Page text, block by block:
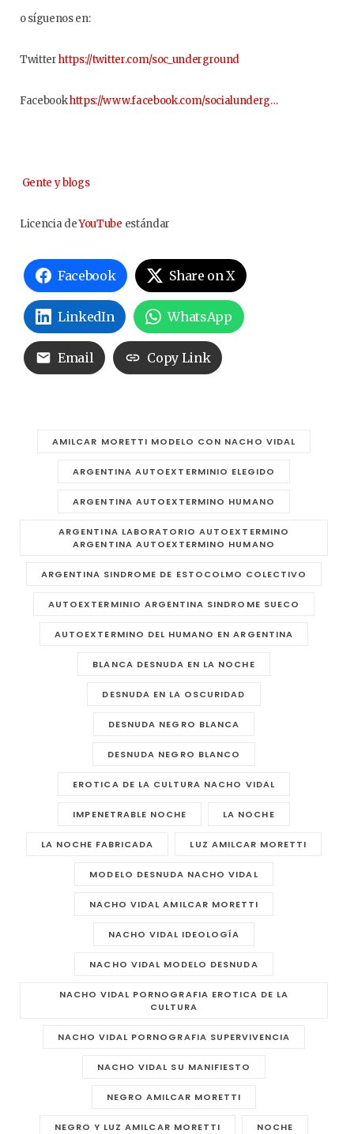
o síguenos en:
Twitterhttps://twitter.com/soc_underground
Facebookhttps://www.facebook.com/socialunderg…
Gente y blogs
Licencia deYouTube estándar
Facebook Share on X
LinkedIn WhatsApp
Email Copy Link
AMILCAR MORETTI MODELO CON NACHO VIDAL
ARGENTINA AUTOEXTERMINIO ELEGIDO
ARGENTINA AUTOEXTERMINO HUMANO
ARGENTINA LABORATORIO AUTOEXTERMINO
ARGENTINA AUTOEXTERMINO HUMANO
ARGENTINA SINDROME DE ESTOCOLMO COLECTIVO
AUTOEXTERMINIO ARGENTINA SINDROME SUECO
AUTOEXTERMINO DEL HUMANO EN ARGENTINA
BLANCA DESNUDA EN LA NOCHE
DESNUDA EN LA OSCURIDAD
DESNUDA NEGRO BLANCA
DESNUDA NEGRO BLANCO
EROTICA DE LA CULTURA NACHO VIDAL
IMPENETRABLE NOCHE LA NOCHE
LA NOCHE FABRICADA LUZ AMILCAR MORETTI
MODELO DESNUDA NACHO VIDAL
NACHO VIDAL AMILCAR MORETTI
NACHO VIDAL IDEOLOGÍA
NACHO VIDAL MODELO DESNUDA
NACHO VIDAL PORNOGRAFIA EROTICA DE LA
CULTURA
NACHO VIDAL PORNOGRAFIA SUPERVIVENCIA
NACHO VIDAL SU MANIFIESTO
NEGRO AMILCAR MORETTI
NEGRO Y LUZ AMILCAR MORETTI NOCHE